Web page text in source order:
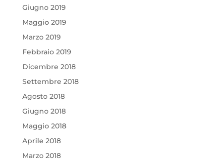
Giugno 2019
Maggio 2019
Marzo 2019
Febbraio 2019
Dicembre 2018
Settembre 2018
Agosto 2018
Giugno 2018
Maggio 2018
Aprile 2018
Marzo 2018